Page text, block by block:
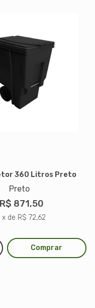
360 Litros Preto
Preto
R$ 871,50
x de R$ 72,62
Comprar